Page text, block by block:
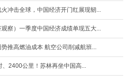
火冲击全球，中国经济开门红展现韧...
观察）一季度中国经济成绩单现五大...
势推高燃油成本 航空公司削减航班...
、2400公里！苏林再坐中国高...